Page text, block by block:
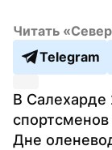
Читать
Telegram
В Салехарде
Дне